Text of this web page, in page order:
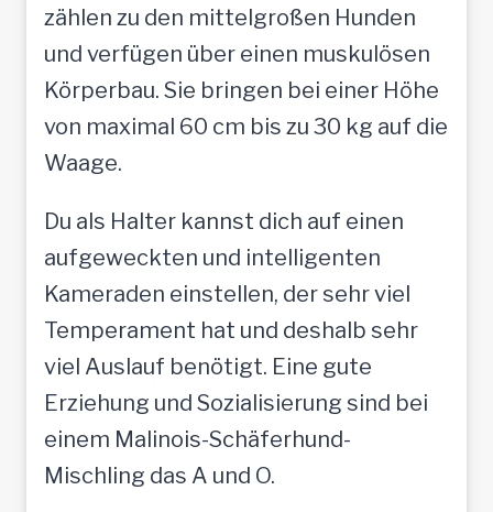
zählen zu den mittelgroßen Hunden
und verfügen über einen muskulösen
Körperbau. Sie bringen bei einer Höhe
von maximal 60 cm bis zu 30 kg auf die
Waage.
Du als Halter kannst dich auf einen
aufgeweckten und intelligenten
Kameraden einstellen, der sehr viel
Temperament hat und deshalb sehr
viel Auslauf benötigt. Eine gute
Erziehung und Sozialisierung sind bei
einem Malinois-Schäferhund-
Mischling das A und O.